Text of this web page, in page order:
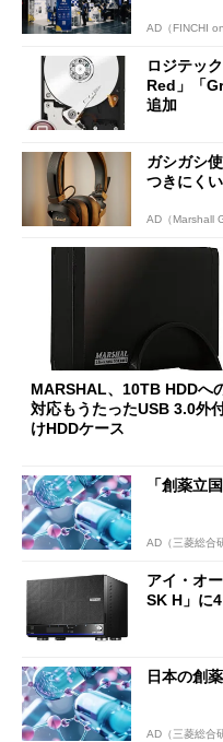
AD（FINCHI
ロジテッ
Red」「
追加
ガシガシ
つきにくい
AD（Marshall
MARSHAL、10TB HDDへ
対応もうたったUSB 3.0外
けHDDケース
「創薬立
AD（三菱総合
アイ・オ
SK H」に
日本の創
AD（三菱総合